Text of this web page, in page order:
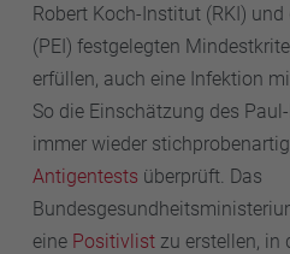
Robert Koch-Institut (RKI)
(PEI) festgelegten
erfüllen, auch eine Infektion
So die Einschätzung des
immer wieder
Antigentests überprüft. Das
eine Positivlist zu erstellen, in